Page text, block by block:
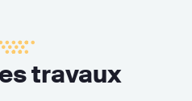
travaux